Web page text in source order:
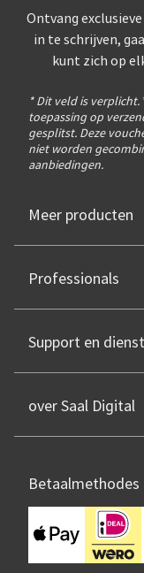
Ontvang
in te schrijven,
kunt zich op
* Dit veld is verplicht.
toepassing op
gesplitst. Deze
niet worden
aanbiedingen.
Meer producten
Professionals
Support en
over Saal Digital
Betaalmethodes